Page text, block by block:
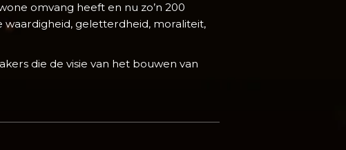
omvang heeft en nu zo’n 200
waardigheid, geletterdheid, moraliteit,
die de visie van het bouwen van